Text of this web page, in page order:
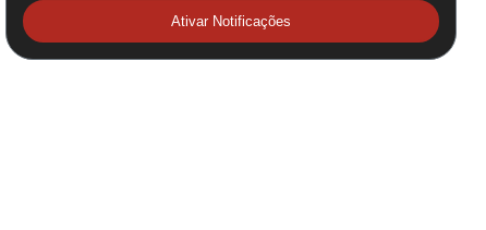
Ativar Notificações